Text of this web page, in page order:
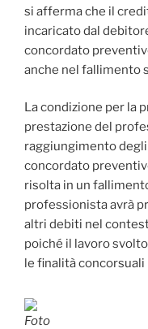
si afferma che il
incaricato dal
concordato
anche nel fallimento
La condizione per la
prestazione del
raggiungimento
concordato
risolta in un
professionista avrà
altri debiti nel
poiché il lavoro
le finalità concorsuali
Foto